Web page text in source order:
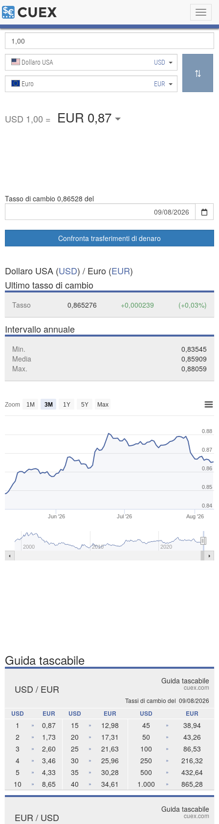
Dollaro USA USD
Euro EUR
USD 1,00 = EUR 0,87
Tasso di cambio 0,86528 del
Confronta trasferimenti di denaro
Dollaro USA (USD) / Euro (EUR)
Ultimo tasso di cambio
Tasso 0,865276 +0,000239 (+0,03%)
Intervallo annuale
Min.
0,83545
Media
0,85909
Max.
0,88059
Jun '26 Jul '26 Aug '26
Zoom 1M 3M 1Y 5Y Max
2000 2010 2020
0.84
0.85
0.86
0.87
0.88
Guida tascabile
Guida tascabile
cuex.com
Tassi di cambio del 09/08/2026
USD / EUR
USD EUR USD EUR USD EUR
1 » 0,87 15 » 12,98 45 »
38,94
2
» 1,73 20 » 17,31 50 »
43,26
3
» 2,60 25 » 21,63 100 »
86,53
4
» 3,46 30 » 25,96 250 »
216,32
5
» 4,33 35 » 30,28 500 »
432,64
10
» 8,65 40 » 34,61 1.000 » 865,28
Guida tascabile
cuex.com
EUR / USD